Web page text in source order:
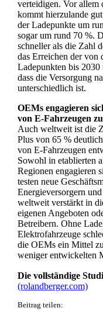
verteidigen. Vor allem
kommt hierzulande
der Ladepunkte um
sogar um rund 70 %.
schneller als die Zahl
das Erreichen der von
Ladepunkten bis
dass die Versorgung
unterschiedlich ist.
OEMs engagieren
von E-Fahrzeugen
Auch weltweit ist die
Plus von 65 %
von E-Fahrzeugen
Sowohl in etablierten
Regionen engagieren
testen neue
Energieversorgern
weltweit verstärkt in
eigenen Angeboten
Betreibern. Ohne
Elektrofahrzeuge
die OEMs ein Mittel
weniger entwickelten
Die vollständige
(rolandberger.com)
Beitrag teilen: